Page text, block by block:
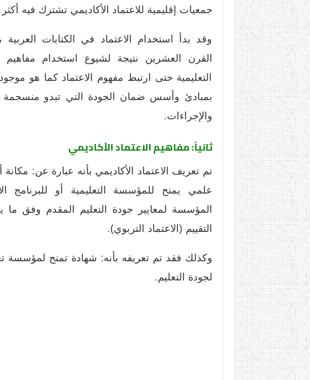
جمعيات إقليمية للاعتماد الأكاديمي تشترك فيه
وقد بدأ استخدام الاعتماد في الكتابات
القرن العشرين نتيجة لشيوع استخدام
التعليمية حتى ارتبط مفهوم الاعتماد كما هو
بمبادئ وأسس ضمان الجودة التي تبدو منسجمة
والإجراءات.
ثانياً: مفاهيم الاعتماد الأكاديمي
تم تعريف الاعتماد الأكاديمي بأنه عبارة عن:
علمي يمنح للمؤسسة التعليمية أو للبرنامج
المؤسسة لمعايير جودة التعليم المقدم وفق
التقييم (الاعتماد التربوي).
وكذلك فقد تم تعريفه بأنه: شهادة تمنح لمؤسسة
لجودة التعليم.